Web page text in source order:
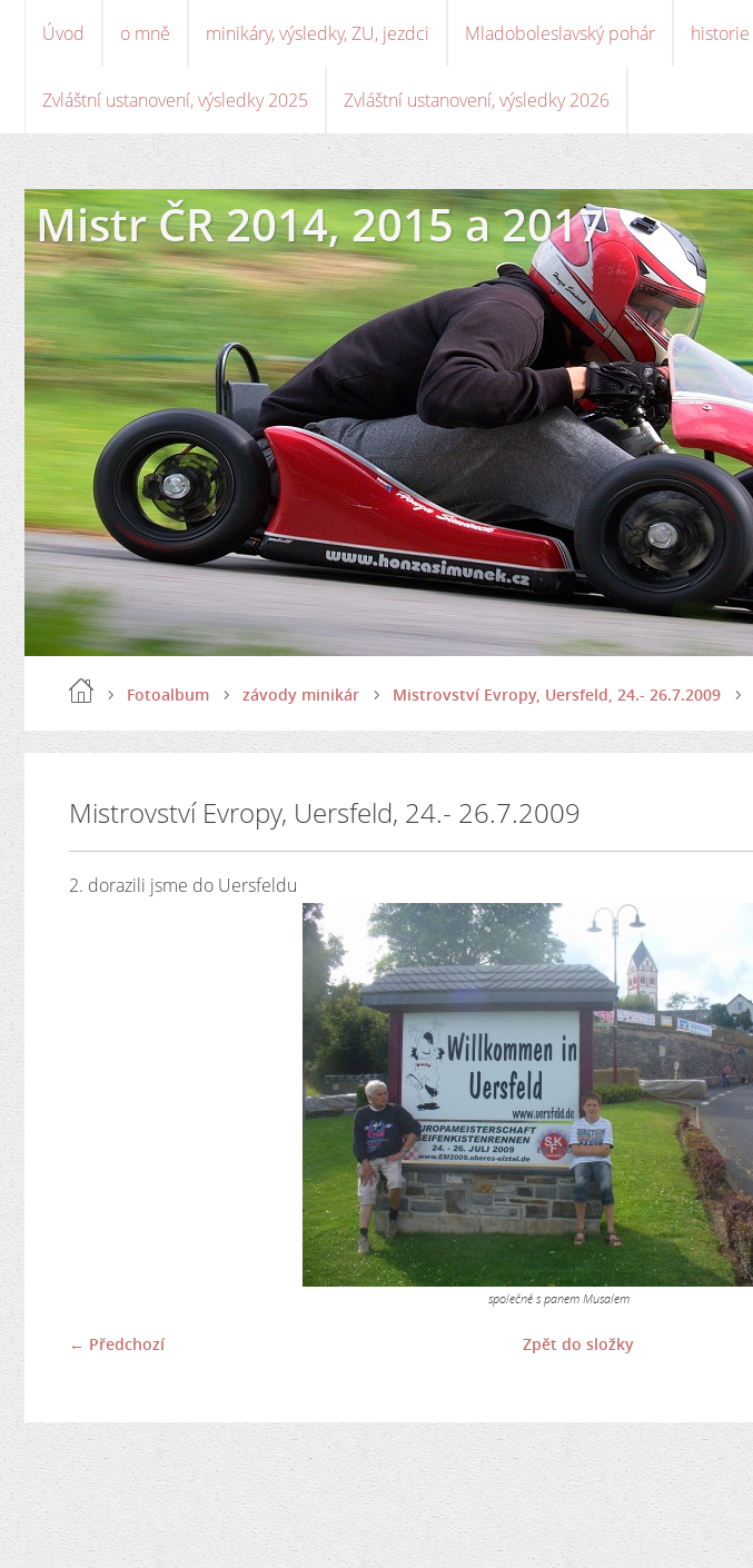
Úvod o mně minikáry, výsledky, ZU, jezdci Mladoboleslavský pohár historie
Zvláštní ustanovení, výsledky 2025 Zvláštní ustanovení, výsledky 2026
Mistr ČR 2014, 2015 a 2017
Fotoalbum závody minikár Mistrovství Evropy, Uersfeld, 24.- 26.7.2009
Mistrovství Evropy, Uersfeld, 24.- 26.7.2009
2. dorazili jsme do Uersfeldu
společně s panem Musalem
← Předchozí Zpět do složky